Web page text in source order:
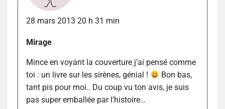
28 mars 2013 20 h 31 min
Mirage
Mince en voyant la couverture j’ai pensé comme
toi : un livre sur les sirènes, génial !
Bon bas,
tant pis pour moi.. Du coup vu ton avis, je suis
pas super emballée par l’histoire…